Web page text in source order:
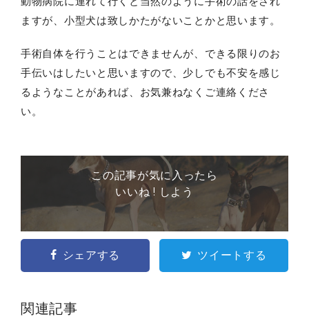
ますが、小型犬は致しかたがないことかと思います。
手術自体を行うことはできませんが、できる限りのお
手伝いはしたいと思いますので、少しでも不安を感じ
るようなことがあれば、お気兼ねなくご連絡くださ
い。
この記事が気に入ったら
いいね ! しよう
シェアする ツイートする
関連記事